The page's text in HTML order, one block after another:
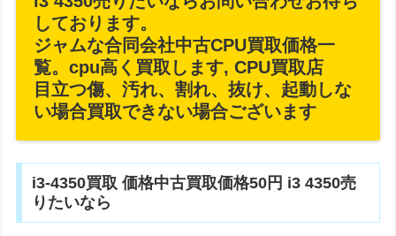
しております。
ジャムな合同会社中古CPU買取価格一
覧。cpu高く買取します, CPU買取店
目立つ傷、汚れ、割れ、抜け、起動しな
い場合買取できない場合ございます
i3-4350買取 価格中古買取価格50円 i3 4350売
りたいなら